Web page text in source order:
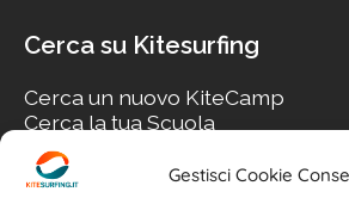
Gestisci Cookie
Cerca su Kitesurfing
Cerca un nuovo KiteCamp
Cerca la tua Scuola
Cerca il tuo KiteSpot
Cerca Accommodation